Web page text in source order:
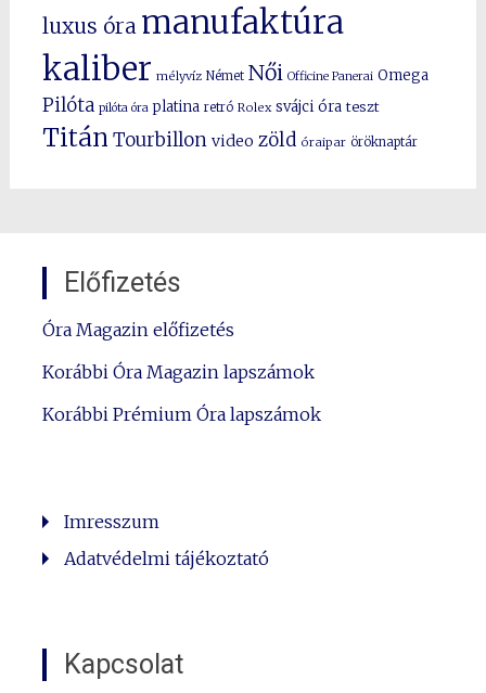
luxus óra manufaktúra
kaliber mélyvíz Német Női Officine Panerai Omega
Pilóta pilóta óra platina retró Rolex svájci óra teszt
Titán Tourbillon video zöld óraipar öröknaptár
Előfizetés
Óra Magazin előfizetés
Korábbi Óra Magazin lapszámok
Korábbi Prémium Óra lapszámok
Imresszum
Adatvédelmi tájékoztató
Kapcsolat